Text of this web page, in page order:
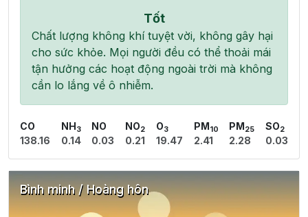
Tốt
Chất lượng không khí tuyệt vời, không gây hại
cho sức khỏe. Mọi người đều có thể thoải mái
tận hưởng các hoạt động ngoài trời mà không
cần lo lắng về ô nhiễm.
CO
138.16
NH 3
0.14
NO
0.03
NO2
0.21
O3
19.47
PM 10
2.41
PM 25
2.28
SO2
0.03
Bình minh / Hoàng hôn